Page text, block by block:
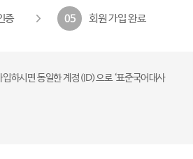
증 05 회원 가입 완료
하시면 동일한 계정(ID)으로 ‘표준국어대사